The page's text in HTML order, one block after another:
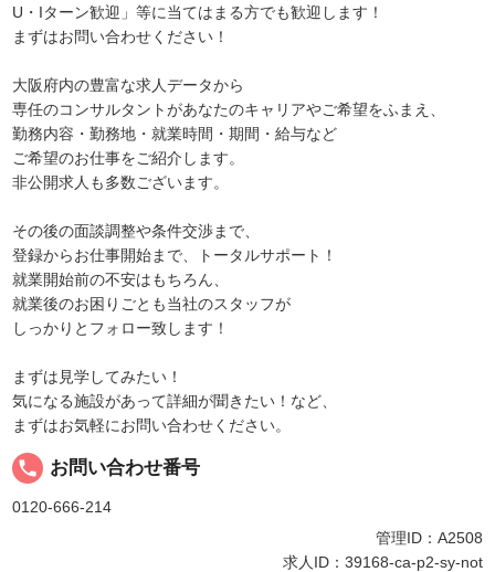
U・Iターン歓迎」等に当てはまる方でも歓迎します！
まずはお問い合わせください！
大阪府内の豊富な求人データから
専任のコンサルタントがあなたのキャリアやご希望をふまえ、
勤務内容・勤務地・就業時間・期間・給与など
ご希望のお仕事をご紹介します。
非公開求人も多数ございます。
その後の面談調整や条件交渉まで、
登録からお仕事開始まで、トータルサポート！
就業開始前の不安はもちろん、
就業後のお困りごとも当社のスタッフが
しっかりとフォロー致します！
まずは見学してみたい！
気になる施設があって詳細が聞きたい！など、
まずはお気軽にお問い合わせください。
local_phone お問い合わせ番号
0120-666-214
管理ID：A2508
求人ID：39168-ca-p2-sy-not